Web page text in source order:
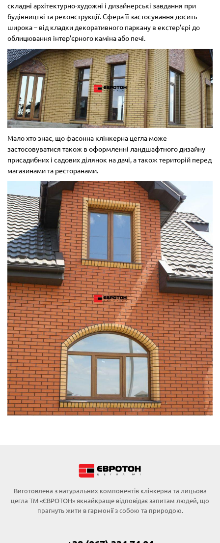
складні архітектурно-художні і дизайнерські завдання при
будівництві та реконструкції. Сфера її застосування досить
широка – від кладки декоративного паркану в екстер’єрі до
облицювання інтер’єрного каміна або печі.
Мало хто знає, що фасонна клінкерна цегла може
застосовуватися також в оформленні ландшафтного дизайну
присадибних і садових ділянок на дачі, а також територій перед
магазинами та ресторанами.
Виготовлена з натуральних компонентів клінкерна та лицьова
цегла ТМ «ЄВРОТОН» якнайкраще відповідає запитам людей, що
прагнуть жити в гармонії з собою та природою.